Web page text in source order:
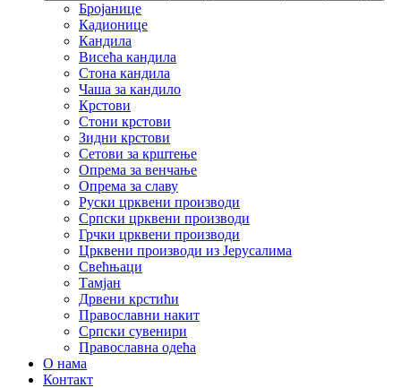
Бројанице
Кадионице
Кандила
Висећа кандила
Стона кандила
Чаша за кандило
Крстови
Стони крстови
Зидни крстови
Сетови за крштење
Опрема за венчање
Опрема за славу
Руски црквени производи
Српски црквени производи
Грчки црквени производи
Црквени производи из Јерусалима
Свећњаци
Тамјан
Дрвени крстићи
Православни накит
Српски сувенири
Православна одећа
О нама
Контакт